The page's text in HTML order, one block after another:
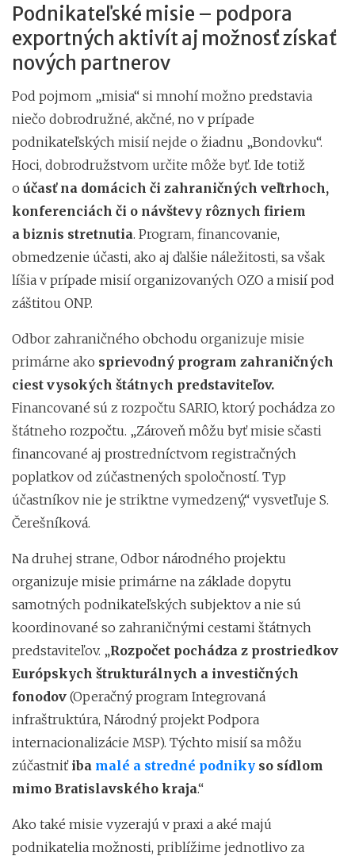
Podnikateľské misie – podpora
exportných aktivít aj možnosť získať
nových partnerov
Pod pojmom „misia“ si mnohí možno predstavia
niečo dobrodružné, akčné, no v prípade
podnikateľských misií nejde o žiadnu „Bondovku“.
Hoci, dobrodružstvom určite môže byť. Ide totiž
o účasť na domácich či zahraničných veľtrhoch,
konferenciách či o návštevy rôznych firiem
a biznis stretnutia. Program, financovanie,
obmedzenie účasti, ako aj ďalšie náležitosti, sa však
líšia v prípade misií organizovaných OZO a misií pod
záštitou ONP.
Odbor zahraničného obchodu organizuje misie
primárne ako sprievodný program zahraničných
ciest vysokých štátnych predstaviteľov.
Financované sú z rozpočtu SARIO, ktorý pochádza zo
štátneho rozpočtu. „Zároveň môžu byť misie sčasti
financované aj prostredníctvom registračných
poplatkov od zúčastnených spoločností. Typ
účastníkov nie je striktne vymedzený,“ vysvetľuje S.
Čerešníková.
Na druhej strane, Odbor národného projektu
organizuje misie primárne na základe dopytu
samotných podnikateľských subjektov a nie sú
koordinované so zahraničnými cestami štátnych
predstaviteľov. „Rozpočet pochádza z prostriedkov
Európskych štrukturálnych a investičných
fonodov (Operačný program Integrovaná
infraštruktúra, Národný projekt Podpora
internacionalizácie MSP). Týchto misií sa môžu
zúčastniť iba malé a stredné podniky so sídlom
mimo Bratislavského kraja.“
Ako také misie vyzerajú v praxi a aké majú
podnikatelia možnosti, priblížime jednotlivo za